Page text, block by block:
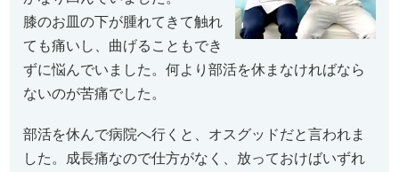
膝のお皿の下が腫れてきて触れ
ても痛いし、曲げることもでき
ずに悩んでいました。何より部活を休まなければなら
ないのが苦痛でした。
部活を休んで病院へ行くと、オスグッドだと言われま
した。成長痛なので仕方がなく、放っておけばいずれ